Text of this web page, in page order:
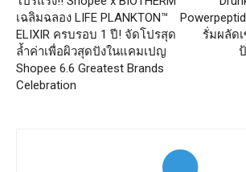
เฉลิมฉลอง LIFE PLANKTON™
ELIXIR ครบรอบ 1 ปี! จัดโปรสุด
ล้ำค่าเพื่อผิวสุดปังในแคมเปญ
Shopee 6.6 Greatest Brands
Celebration
รั่มผลัดเ